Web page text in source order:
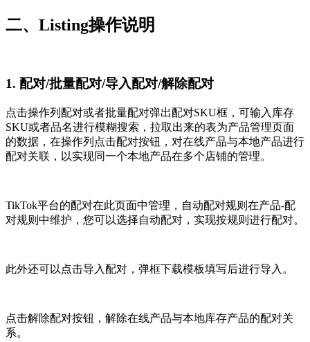
二、Listing操作说明
1. 配对/批量配对/导入配对/解除配对
点击操作列配对或者批量配对弹出配对SKU框，可输入库存
SKU或者品名进行模糊搜索，拉取出来的表为产品管理页面
的数据，在操作列点击配对按钮，对在线产品与本地产品进行
配对关联，以实现同一个本地产品在多个店铺的管理。
TikTok平台的配对在此页面中管理，自动配对规则在产品-配
对规则中维护，您可以选择自动配对，实现按规则进行配对。
此外还可以点击导入配对，弹框下载模板填写后进行导入。
点击解除配对按钮，解除在线产品与本地库存产品的配对关
系。